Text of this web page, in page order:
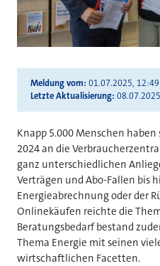
Meldung vom 01.07.2025,
Letzte Aktualisierung
Knapp 5.000 Menschen
2024 an die
ganz unterschiedlichen
Verträgen und Abo-Fallen bis
Energieabrechnung oder der
Onlinekäufen reichte die
Beratungsbedarf bestand
Thema Energie mit seinen
wirtschaftlichen Facetten.